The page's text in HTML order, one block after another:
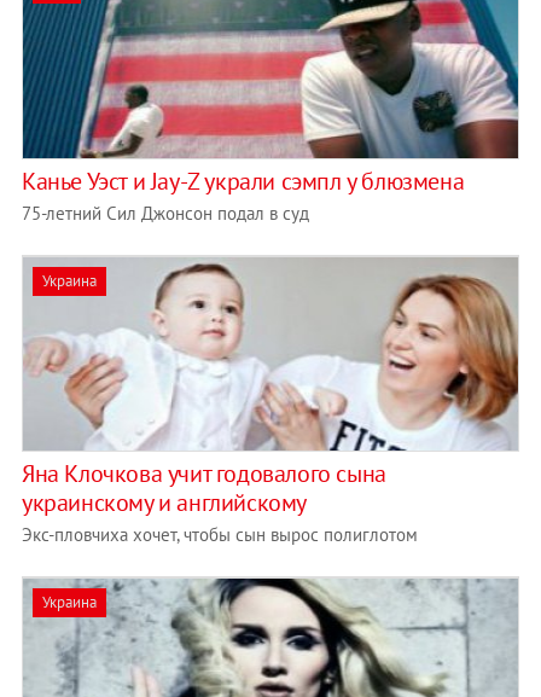
Канье Уэст и Jay-Z украли сэмпл у блюзмена
75-летний Сил Джонсон подал в суд
Украина
Яна Клочкова учит годовалого сына
украинскому и английскому
Экс-пловчиха хочет, чтобы сын вырос полиглотом
Украина